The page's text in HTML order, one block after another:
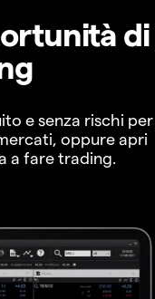
di
e senza rischi per
oppure apri
a fare trading.